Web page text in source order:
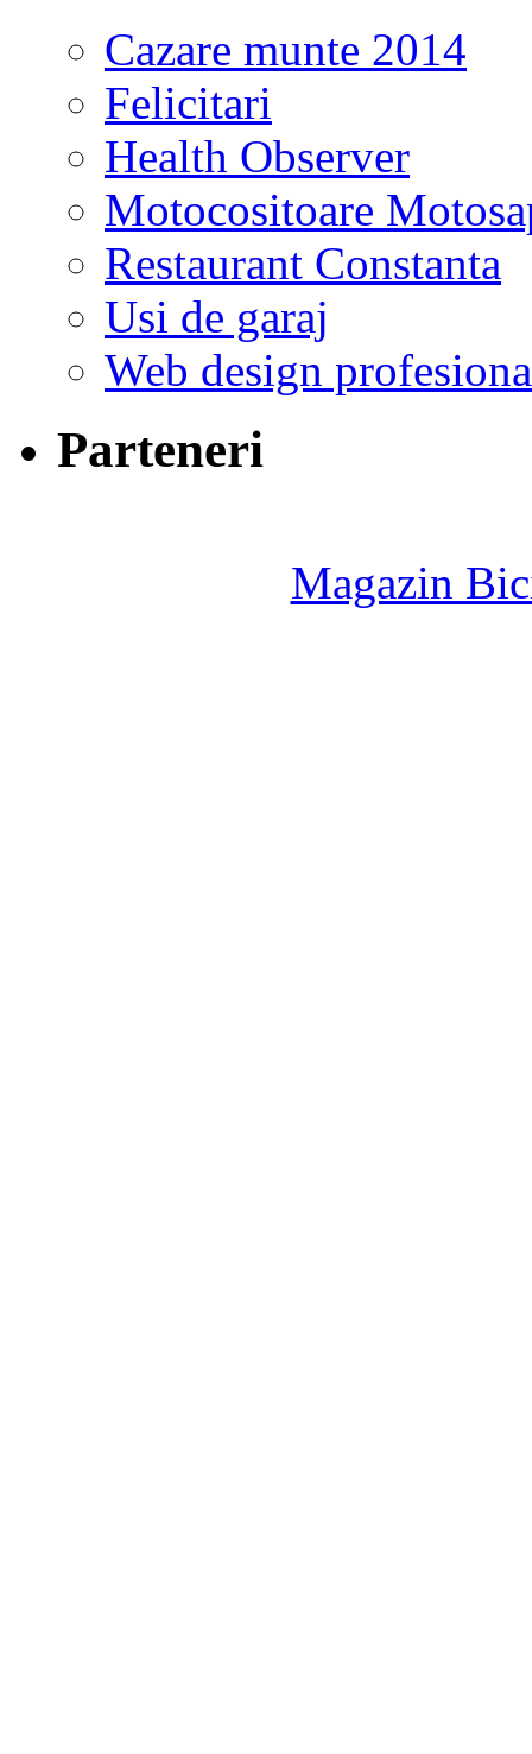
Cazare munte 2014
Felicitari
Health Observer
Motocositoare
Restaurant Constanta
Usi de garaj
Web design
Parteneri
Magazin